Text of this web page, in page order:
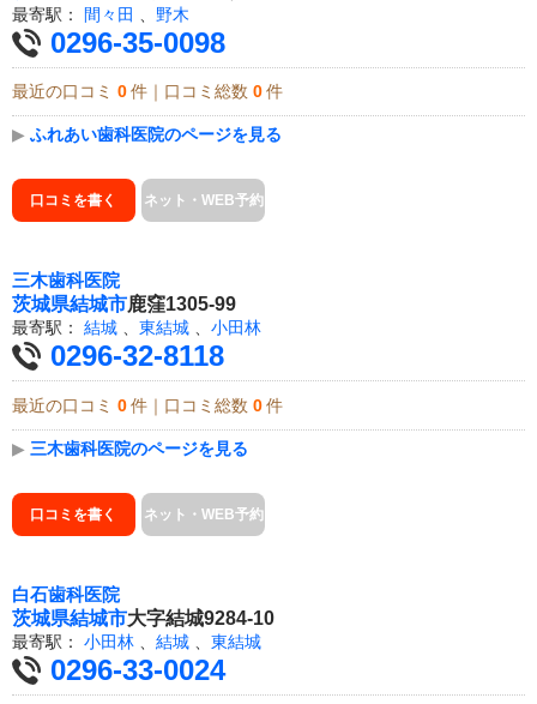
最寄駅： 間々田 野木
0296-35-0098
最近の口コミ 0 件｜口コミ総数 0 件
▶ ふれあい歯科医院のページを見る
口コミを書く ネット・WEB予約
三木歯科医院
茨城県結城市鹿窪1305-99
最寄駅： 結城 、 東結城 、 小田林
0296-32-8118
最近の口コミ 0 件｜口コミ総数 0 件
▶ 三木歯科医院のページを見る
口コミを書く ネット・WEB予約
白石歯科医院
茨城県結城市大字結城9284-10
最寄駅： 小田林 、 結城 、 東結城
0296-33-0024